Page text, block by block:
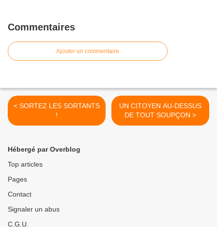
Commentaires
Ajouter un commentaire
< SORTEZ LES SORTANTS
!
UN CITOYEN AU-DESSUS
DE TOUT SOUPÇON >
Hébergé par Overblog
Top articles
Pages
Contact
Signaler un abus
C.G.U.